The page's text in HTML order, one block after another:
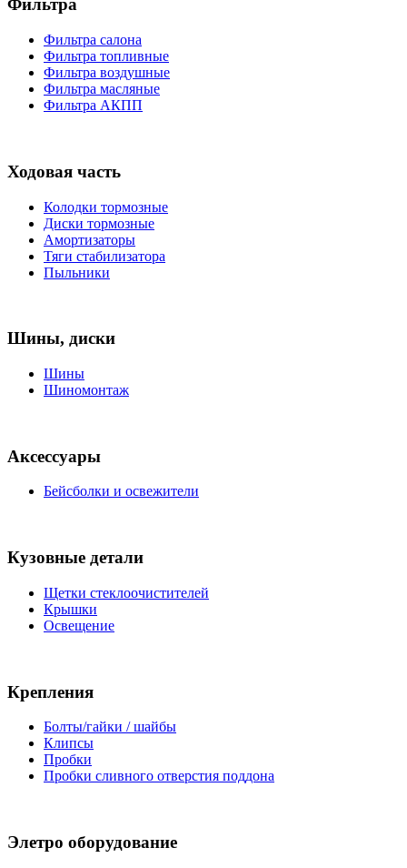
Фильтра
Фильтра салона
Фильтра топливные
Фильтра воздушные
Фильтра масляные
Фильтра АКПП
Ходовая часть
Колодки тормозные
Диски тормозные
Амортизаторы
Тяги стабилизатора
Пыльники
Шины, диски
Шины
Шиномонтаж
Аксессуары
Бейсболки и освежители
Кузовные детали
Щетки стеклоочистителей
Крышки
Освещение
Крепления
Болты/гайки / шайбы
Клипсы
Пробки
Пробки сливного отверстия поддона
Элетро оборудование